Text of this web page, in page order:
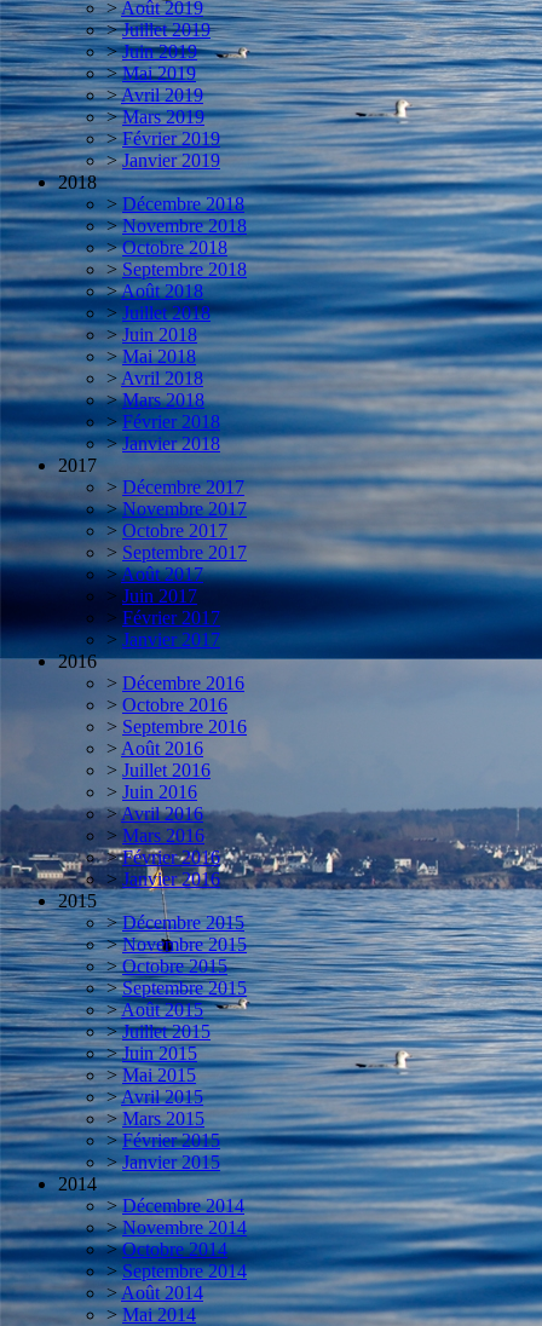
>Août 2019
> Juillet 2019
> Juin 2019
> Mai 2019
>Avril 2019
> Mars 2019
> Février 2019
> Janvier 2019
2018
> Décembre 2018
> Novembre 2018
> Octobre 2018
> Septembre 2018
>Août 2018
> Juillet 2018
> Juin 2018
> Mai 2018
> Avril 2018
> Mars 2018
> Février 2018
> Janvier 2018
2017
> Décembre 2017
> Novembre 2017
> Octobre 2017
> Septembre 2017
>Août 2017
> Juin 2017
> Février 2017
> Janvier 2017
2016
> Décembre 2016
> Octobre 2016
> Septembre 2016
> Août 2016
> Juillet 2016
> Juin 2016
>Avril 2016
> Mars 2016
> Février 2016
> Janvier 2016
2015
> Décembre 2015
> Novembre 2015
> Octobre 2015
> Septembre 2015
>Août 2015
> Juillet 2015
> Juin 2015
> Mai 2015
>Avril 2015
> Mars 2015
> Février 2015
> Janvier 2015
2014
> Décembre 2014
> Novembre 2014
> Octobre 2014
> Septembre 2014
>Août 2014
> Mai 2014